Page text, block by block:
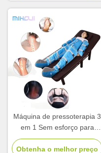
Máquina de pressoterapia 3
em 1 Sem esforço para
aliviar o inchaço das pernas
Obtenha o melhor preço